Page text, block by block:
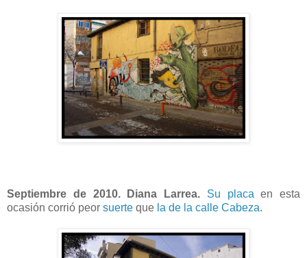
Septiembre de 2010. Diana Larrea. Su placa en esta
ocasión corrió peor suerte que la de la calle Cabeza.